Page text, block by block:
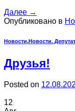
Далее →
Опубликовано в
Новости,Новости.
Друзья!
Posted on
12